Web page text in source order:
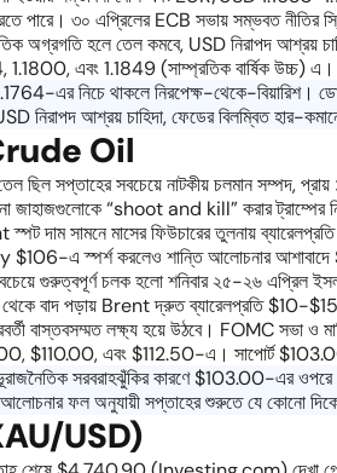
পারে। ৩০ এপ্রিলের ECB সভায় সম্ভবত
অগ্রগতি হলে তেল কমবে, USD নিরাপদ আশ্রয়
1.1800, এবং 1.1849 (সাম্প্রতিক বার্ষিক উচ্চ)
এর নিচে থাকলে নিরপেক্ষ-থেকে-বিয়ারিশ।
নিরাপদ আশ্রয় চাহিদা, ফেডের বিলম্বিত হার-
Oil
ছিল সপ্তাহের সবচেয়ে নাটকীয় চলমান সম্পদ,
জাহাজগুলোকে “shoot and kill” করার ট্রাম্পের
দাম সামনে মাসের ফিউচারের তুলনায় ব্যারেলপ্রতি
এ স্পর্শ করলেও শান্তি আলোচনার
গুরুত্বপূর্ণ চলক হলো শনিবার ২৫-২৬ এপ্রিল
থেকে বাদ পড়ায় Brent দ্রুত ব্যারেলপ্রতি $10-
বাস্তবসম্মত লক্ষ্য হয়ে উঠবে। FOMC সভা ও
$110.00, এবং $112.50-এ। সাপোর্ট
সরবরাহঝুঁকির কারণে $103.00-এর ওপরে
আলোচনার ফল অনুযায়ী সপ্তাহের শুরুতে যে কোনো
USD)